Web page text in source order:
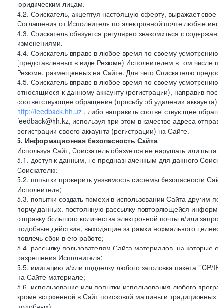
юридическим лицам.
4.2. Соискатель, акцептуя настоящую оферту, выражает свое
Соглашения от Исполнителя по электронной почте любые
4.3. Соискатель обязуется регулярно знакомиться с
изменениями.
4.4. Соискатель вправе в любое время по своему
(представленных в виде Резюме) Исполнителем в том числе
Резюме, размещенных на Сайте. Для чего Соискателю
4.5. Соискатель вправе в любое время по своему
относящиеся к данному аккаунту (регистрации), направив
соответствующее обращение (просьбу об удалении
http://feedback.hh.uz , либо направить соответствующее
feedback@hh.kz, используя при этом в качестве адреса
регистрации своего аккаунта (регистрации) на Сайте.
5. Информационная безопасность Сайта
Используя Сайт, Соискатель обязуется не нарушать или
5.1. доступ к данным, не предназначенным для данного
Соискателю;
5.2. попытки проверить уязвимость системы безопасности
Исполнителя;
5.3. попытки создать помехи в использовании Сайта другим
порчу данных, постоянную рассылку повторяющейся
отправку большого количества электронной почты и/или
подобные действия, выходящие за рамки нормального
повлечь сбои в его работе;
5.4. рассылку пользователям Сайта материалов, на
разрешения Исполнителя;
5.5. имитацию и/или подделку любого заголовка пакета
на Сайте материале;
5.6. использование или попытки использования любого
кроме встроенной в Сайт поисковой машины и
подобных).